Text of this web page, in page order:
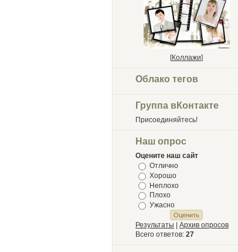
[Коллажи]
Облако тегов
Группа вКонтакте
Присоединяйтесь!
Наш опрос
Оцените наш сайт
Отлично
Хорошо
Неплохо
Плохо
Ужасно
Результаты
Архив опросов
Всего ответов: 27